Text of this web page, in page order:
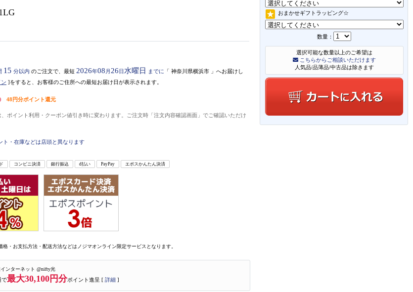
おまかせギフトラッピング☆
数量：
選択可能な数量以上のご希望は
こちらからご相談いただけます
人気品/品薄品/中古品は除きます
15 分以内 のご注文で、最短 2026年08 月 26日 水曜日 までに 「 神奈川県横浜市 」 へお届けし
ン ]をすると、お客様のご住所への最短お届け日が表示されます。
48円分ポイント還元
ポイント利用・クーポン値引き時に変わります。ご注文時「注文内容確認画面」でご確認いただけ
ト・在庫などは店頭と異なります
コンビニ決済 銀行振込 d払い PayPay エポスかんたん決済
格・お支払方法・配送方法などはノジマオンライン限定サービスとなります。
ンターネット @nifty光
で最大30,100円分ポイント進呈 [ 詳細 ]